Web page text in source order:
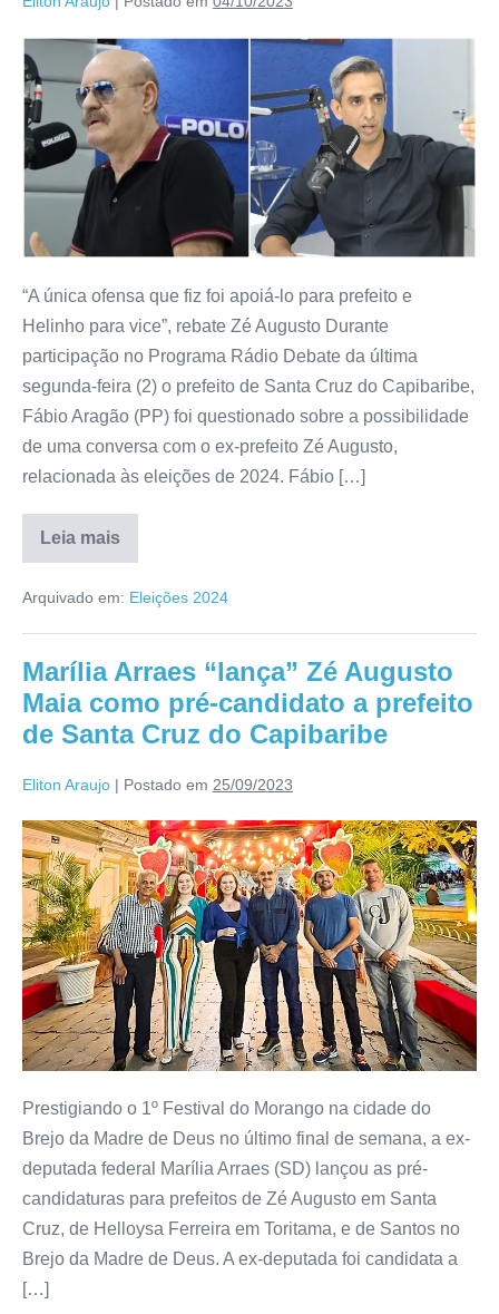
“A única ofensa que fiz foi apoiá-lo para prefeito e
Helinho para vice”, rebate Zé Augusto Durante
participação no Programa Rádio Debate da última
segunda-feira (2) o prefeito de Santa Cruz do Capibaribe,
Fábio Aragão (PP) foi questionado sobre a possibilidade
de uma conversa com o ex-prefeito Zé Augusto,
relacionada às eleições de 2024. Fábio […]
Leia mais
Arquivado em: Eleições 2024
Marília Arraes “lança” Zé Augusto
Maia como pré-candidato a prefeito
de Santa Cruz do Capibaribe
Eliton Araujo | Postado em 25/09/2023
Prestigiando o 1º Festival do Morango na cidade do
Brejo da Madre de Deus no último final de semana, a ex-
deputada federal Marília Arraes (SD) lançou as pré-
candidaturas para prefeitos de Zé Augusto em Santa
Cruz, de Helloysa Ferreira em Toritama, e de Santos no
Brejo da Madre de Deus. A ex-deputada foi candidata a
[…]